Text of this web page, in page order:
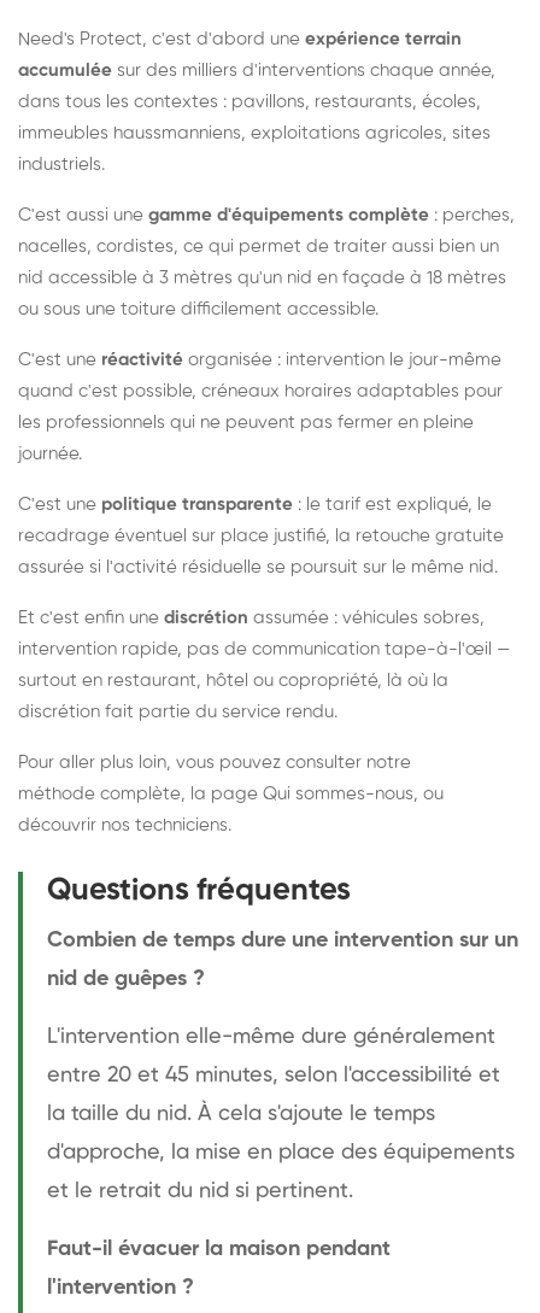
Need's Protect, c'est d'abord une expérience terrain
accumulée sur des milliers d'interventions chaque année,
dans tous les contextes : pavillons, restaurants, écoles,
immeubles haussmanniens, exploitations agricoles, sites
industriels.
C'est aussi une gamme d'équipements complète : perches,
nacelles, cordistes, ce qui permet de traiter aussi bien un
nid accessible à 3 mètres qu'un nid en façade à 18 mètres
ou sous une toiture difficilement accessible.
C'est une réactivité organisée : intervention le jour-même
quand c'est possible, créneaux horaires adaptables pour
les professionnels qui ne peuvent pas fermer en pleine
journée.
C'est une politique transparente : le tarif est expliqué, le
recadrage éventuel sur place justifié, la retouche gratuite
assurée si l'activité résiduelle se poursuit sur le même nid.
Et c'est enfin une discrétion assumée : véhicules sobres,
intervention rapide, pas de communication tape-à-l'œil —
surtout en restaurant, hôtel ou copropriété, là où la
discrétion fait partie du service rendu.
Pour aller plus loin, vous pouvez consulter notre
méthode complète, la page Qui sommes-nous, ou
découvrir nos techniciens.
Questions fréquentes
Combien de temps dure une intervention sur un
nid de guêpes ?
L'intervention elle-même dure généralement
entre 20 et 45 minutes, selon l'accessibilité et
la taille du nid. À cela s'ajoute le temps
d'approche, la mise en place des équipements
et le retrait du nid si pertinent.
Faut-il évacuer la maison pendant
l'intervention ?